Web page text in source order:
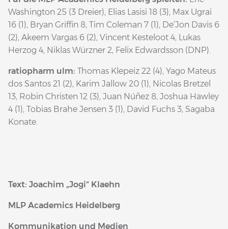
Washington 25 (3 Dreier), Elias Lasisi 18 (3), Max Ugrai
16 (1), Bryan Griffin 8, Tim Coleman 7 (1), De’Jon Davis 6
(2), Akeem Vargas 6 (2), Vincent Kesteloot 4, Lukas
Herzog 4, Niklas Würzner 2, Felix Edwardsson (DNP).
ratiopharm ulm: Thomas Klepeiz 22 (4), Yago Mateus
dos Santos 21 (2), Karim Jallow 20 (1), Nicolas Bretzel
13, Robin Christen 12 (3), Juan Núñez 8, Joshua Hawley
4 (1), Tobias Brahe Jensen 3 (1), David Fuchs 3, Sagaba
Konate.
Text: Joachim „Jogi“ Klaehn
MLP Academics Heidelberg
Kommunikation und Medien